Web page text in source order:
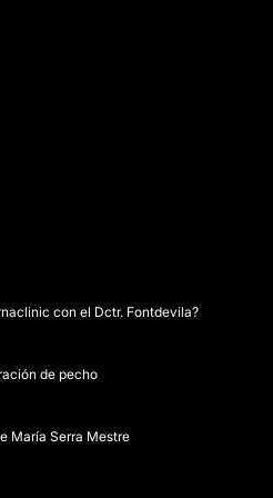
obtienen en l'esthéticiènne,
comparativa. Cientos de
resultados se obtienen en
protocolos únicos,
luminosas, tersas,
con el Dctr. Fontdevila?
de pecho
María Serra Mestre